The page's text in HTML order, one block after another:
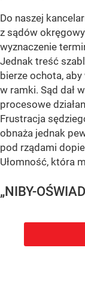
Do naszej
z sądów
wyznaczenie
Jednak treść
bierze ochota,
w ramki. Sąd dał
procesowe
Frustracja
obnaża jednak
pod rządami
Ułomność, która
„NIBY-